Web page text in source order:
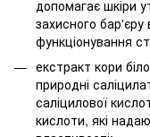
допомагає шкіри
захисного
функціонування
екстракт кори
природні
саліцилової
кислоти, які